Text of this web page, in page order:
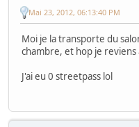
Mai 23, 2012, 06:13:40 PM
Moi je la transporte du
chambre, et hop je reviens
J'ai eu 0 streetpass lol